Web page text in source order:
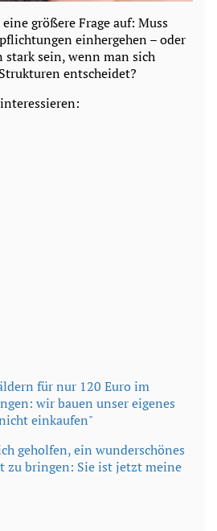
größere Frage auf: Muss
einhergehen – oder
stark sein, wenn man sich
entscheidet?
für nur 120 Euro im
wir bauen unser eigenes
einkaufen"
geholfen, ein wunderschönes
zu bringen: Sie ist jetzt meine